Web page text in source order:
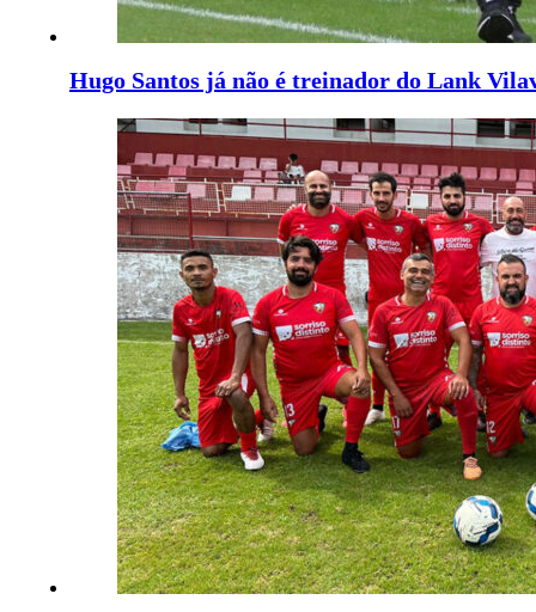
Hugo Santos já não é treinador do Lank